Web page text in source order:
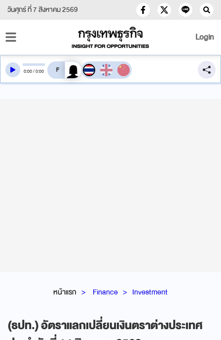
วันศุกร์ ที่ 7 สิงหาคม 2569
Login
หน้าแรก Finance Investment
(ธปท.) อัตราแลกเปลี่ยนเงินตราต่างประเทศ
0:00/0:00 สลับเสียงอ่าน